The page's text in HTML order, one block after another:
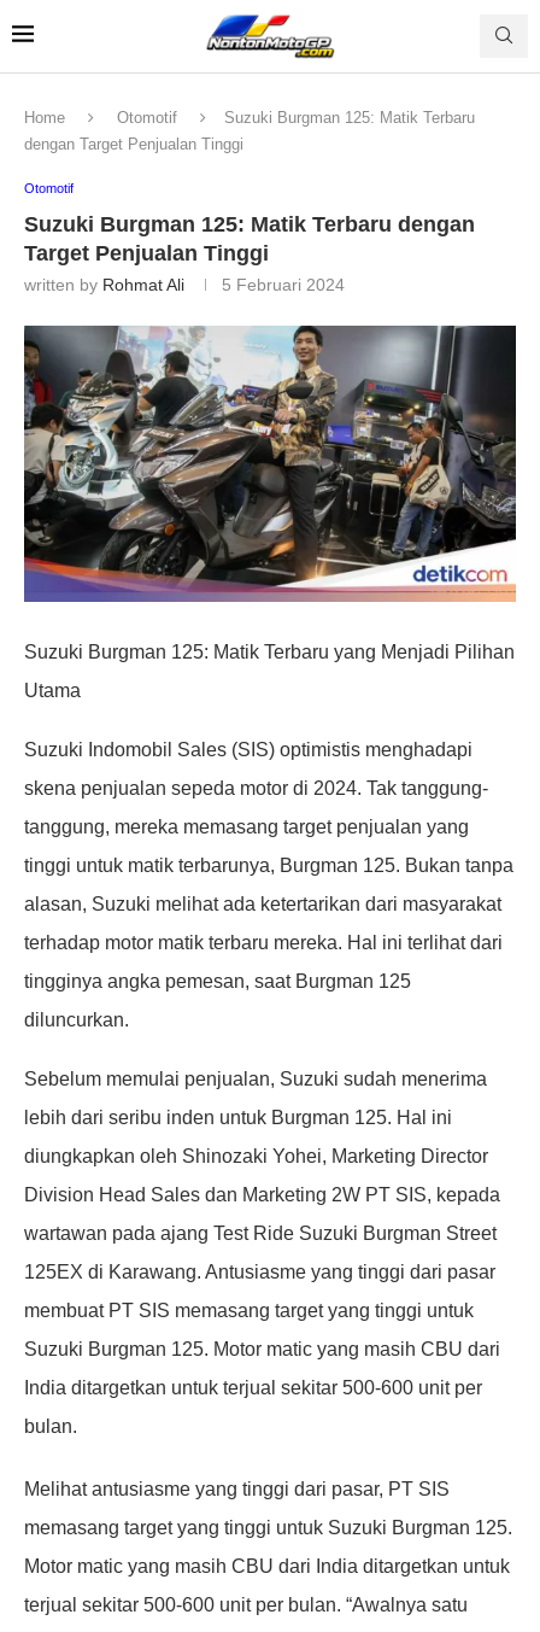
Home Otomotif
Suzuki Burgman 125: Matik Terbaru
dengan Target Penjualan Tinggi
Otomotif
Suzuki Burgman 125: Matik Terbaru dengan
Target Penjualan Tinggi
written by Rohmat Ali 5 Februari 2024
Suzuki Burgman 125: Matik Terbaru yang Menjadi Pilihan
Utama
Suzuki Indomobil Sales (SIS) optimistis menghadapi
skena penjualan sepeda motor di 2024. Tak tanggung-
tanggung, mereka memasang target penjualan yang
tinggi untuk matik terbarunya, Burgman 125. Bukan tanpa
alasan, Suzuki melihat ada ketertarikan dari masyarakat
terhadap motor matik terbaru mereka. Hal ini terlihat dari
tingginya angka pemesan, saat Burgman 125
diluncurkan.
Sebelum memulai penjualan, Suzuki sudah menerima
lebih dari seribu inden untuk Burgman 125. Hal ini
diungkapkan oleh Shinozaki Yohei, Marketing Director
Division Head Sales dan Marketing 2W PT SIS, kepada
wartawan pada ajang Test Ride Suzuki Burgman Street
125EX di Karawang. Antusiasme yang tinggi dari pasar
membuat PT SIS memasang target yang tinggi untuk
Suzuki Burgman 125. Motor matic yang masih CBU dari
India ditargetkan untuk terjual sekitar 500-600 unit per
bulan.
Melihat antusiasme yang tinggi dari pasar, PT SIS
memasang target yang tinggi untuk Suzuki Burgman 125.
Motor matic yang masih CBU dari India ditargetkan untuk
terjual sekitar 500-600 unit per bulan. “Awalnya satu